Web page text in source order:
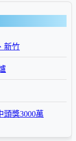
新竹
頭獎3000萬